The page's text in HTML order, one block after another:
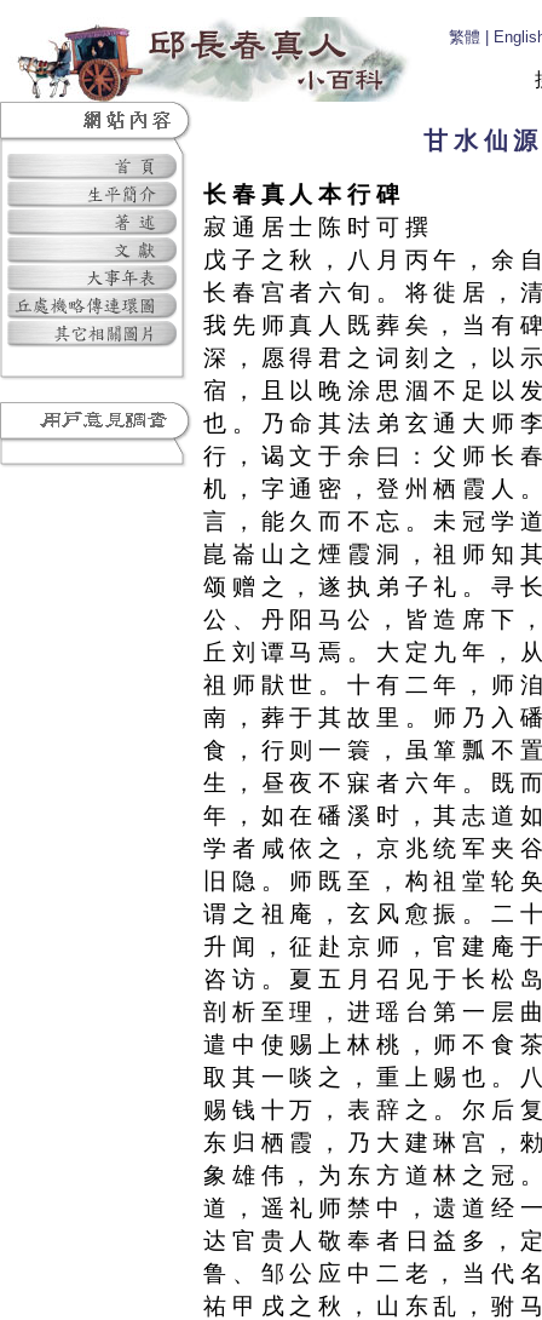
繁體
甘水仙
长春真人本行碑
寂通居士陈时可撰
戊子之秋，八月丙午，余
长春宫者六旬。将徙居，
我先师真人既葬矣，当有
深，愿得君之词刻之，以
宿，且以晚涂思涸不足以
也。乃命其法弟玄通大师
行，谒文于余曰：父师长
机，字通密，登州栖霞人
言，能久而不忘。未冠学
崑崙山之煙霞洞，祖师知
颂赠之，遂执弟子礼。寻
公、丹阳马公，皆造席下
丘刘谭马焉。大定九年，
祖师猒世。十有二年，师
南，葬于其故里。师乃入
食，行则一簑，虽箪瓢不
生，昼夜不寐者六年。既
年，如在磻溪时，其志道
学者咸依之，京兆统军夹
旧隐。师既至，构祖堂轮
谓之祖庵，玄风愈振。二
升闻，征赴京师，官建庵
咨访。夏五月召见于长松
剖析至理，进瑶台第一层
遣中使赐上林桃，师不食
取其一啖之，重上赐也。
赐钱十万，表辞之。尔后
东归栖霞，乃大建琳宫，
象雄伟，为东方道林之冠
道，遥礼师禁中，遗道经
达官贵人敬奉者日益多，
鲁、邹公应中二老，当代
祐甲戌之秋，山东乱，驸